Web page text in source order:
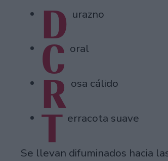
D urazno
C oral
R osa cálido
T erracota suave
Se llevan difuminados hacia